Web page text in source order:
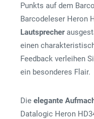
Punkts auf dem
Barcodeleser Heron
Lautsprecher
einen
Feedback verleihen
ein besonderes Flair.
Die elegante
Datalogic Heron